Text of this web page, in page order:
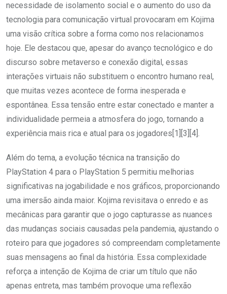
necessidade de isolamento social e o aumento do uso da
tecnologia para comunicação virtual provocaram em Kojima
uma visão crítica sobre a forma como nos relacionamos
hoje. Ele destacou que, apesar do avanço tecnológico e do
discurso sobre metaverso e conexão digital, essas
interações virtuais não substituem o encontro humano real,
que muitas vezes acontece de forma inesperada e
espontânea. Essa tensão entre estar conectado e manter a
individualidade permeia a atmosfera do jogo, tornando a
experiência mais rica e atual para os jogadores[1][3][4].
Além do tema, a evolução técnica na transição do
PlayStation 4 para o PlayStation 5 permitiu melhorias
significativas na jogabilidade e nos gráficos, proporcionando
uma imersão ainda maior. Kojima revisitava o enredo e as
mecânicas para garantir que o jogo capturasse as nuances
das mudanças sociais causadas pela pandemia, ajustando o
roteiro para que jogadores só compreendam completamente
suas mensagens ao final da história. Essa complexidade
reforça a intenção de Kojima de criar um título que não
apenas entreta, mas também provoque uma reflexão